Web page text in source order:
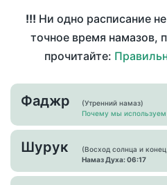
!!! Ни одно расписание
точное время намазов,
прочитайте:
Фаджр
(Утренний намаз)
Почему мы используем
Шурук
(Восход солнца и
Намаз Духа: 06:17